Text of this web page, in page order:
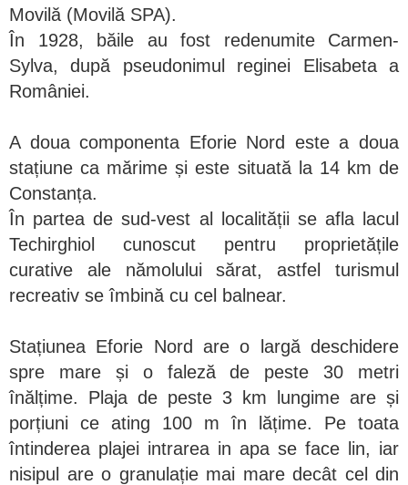
Movilă (Movilă SPA).
În 1928, băile au fost redenumite Carmen-
Sylva, după pseudonimul reginei Elisabeta a
României.
A doua componenta Eforie Nord este a doua
stațiune ca mărime și este situată la 14 km de
Constanța.
În partea de sud-vest al localității se afla lacul
Techirghiol cunoscut pentru proprietățile
curative ale nămolului sărat, astfel turismul
recreativ se îmbină cu cel balnear.
Stațiunea Eforie Nord are o largă deschidere
spre mare și o faleză de peste 30 metri
înălțime. Plaja de peste 3 km lungime are și
porțiuni ce ating 100 m în lățime. Pe toata
întinderea plajei intrarea in apa se face lin, iar
nisipul are o granulație mai mare decât cel din